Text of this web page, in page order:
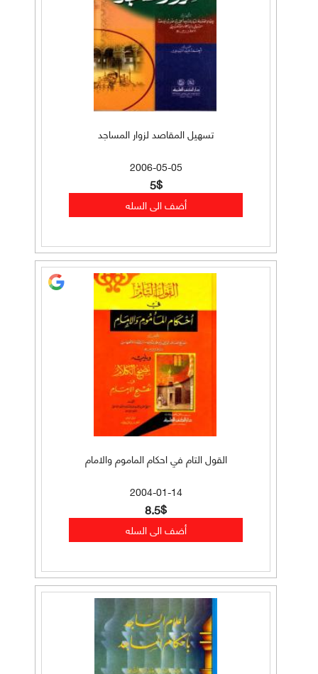
تسهيل المقاصد لزوار المساجد
2006-05-05
5$
القول التام في احكام الماموم والامام
2004-01-14
8.5$